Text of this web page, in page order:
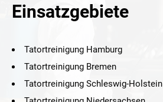
Einsatzgebiete
Tatortreinigung Hamburg
Tatortreinigung Bremen
Tatortreinigung Schleswig-Holstein